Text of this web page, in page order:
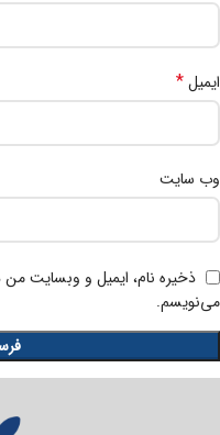
ایمیل*
وب‌ سایت
ذخیره نام، ایمیل و وبسایت من
می‌نویسم.